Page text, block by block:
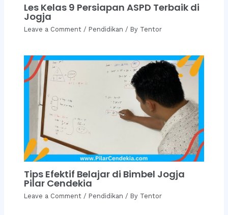
Les Kelas 9 Persiapan ASPD Terbaik di
Jogja
Leave a Comment / Pendidikan / By Tentor
Tips Efektif Belajar di Bimbel Jogja
Pilar Cendekia
Leave a Comment / Pendidikan / By Tentor